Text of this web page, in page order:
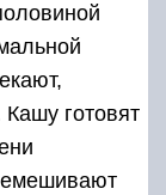
готовят